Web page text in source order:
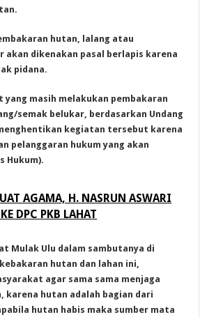
hutan, lalang atau
akan dikenakan pasal berlapis karena
pidana.
yang masih melakukan pembakaran
semak belukar, berdasarkan Undang
kegiatan tersebut karena
pelanggaran hukum yang akan
Hukum).
AGAMA, H. NASRUN ASWARI
DPC PKB LAHAT
Mulak Ulu dalam sambutanya di
hutan dan lahan ini,
agar sama sama menjaga
karena hutan adalah bagian dari
hutan habis maka sumber mata